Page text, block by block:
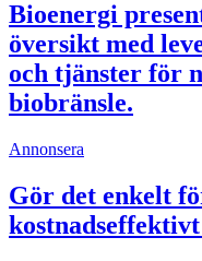
Bioenergi
översikt med
och tjänster för
biobränsle.
Annonsera
Gör det enkelt